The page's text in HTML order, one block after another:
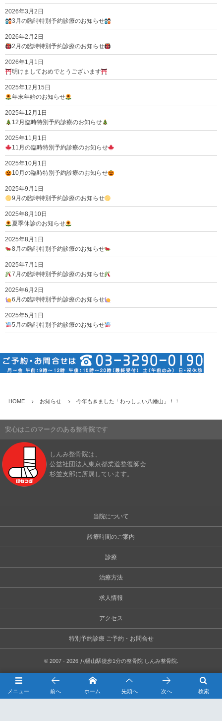
2026年3月2日
3月の臨時特別予約診療のお知らせ
2026年2月2日
2月の臨時特別予約診療のお知らせ
2026年1月1日
明けましておめでとうございます
2025年12月15日
年末年始のお知らせ
2025年12月1日
12月臨時特別予約診療のお知らせ
2025年11月1日
11月の臨時特別予約診療のお知らせ
2025年10月1日
10月の臨時特別予約診療のお知らせ
2025年9月1日
9月の臨時特別予約診療のお知らせ
2025年8月10日
夏季休診のお知らせ
2025年8月1日
8月の臨時特別予約診療のお知らせ
2025年7月1日
7月の臨時特別予約診療のお知らせ
2025年6月2日
6月の臨時特別予約診療のお知らせ
2025年5月1日
5月の臨時特別予約診療のお知らせ
HOME お知らせ 今年もきました「わっしょい八幡山」！！
安心はこのマークのある整骨院です
しんみ整骨院は、
公益社団法人東京都柔道整復師会
杉並支部に所属しています。
当院について
診療時間のご案内
診療
治療方法
求人情報
アクセス
特別予約診療 ご予約・お問合せ
© 2007 - 2026 八幡山駅徒歩1分の整骨院 しんみ整骨院.
メニュー 検索
前へ ホーム 先頭へ 次へ